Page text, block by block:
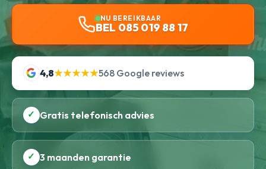
NU BEREIKBAAR
BEL 085 019 88 17
4,8★★★★★568 Google reviews
✓ Gratis telefonisch advies
✓ 3 maanden garantie